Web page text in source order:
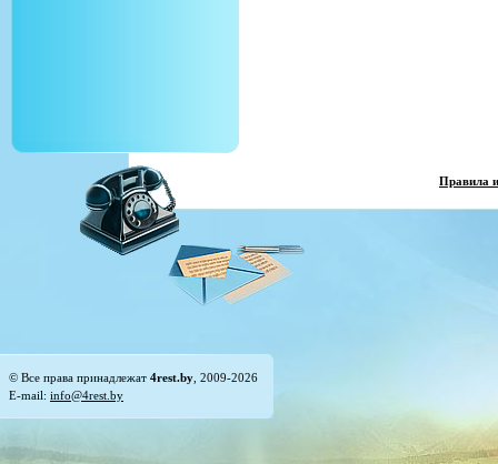
Правила
© Все права принадлежат 4rest.by , 2009-2026
E-mail: info@4rest.by